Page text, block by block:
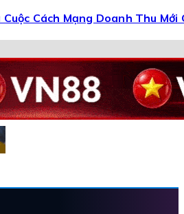
Cuộc Cách Mạng Doanh Thu Mới